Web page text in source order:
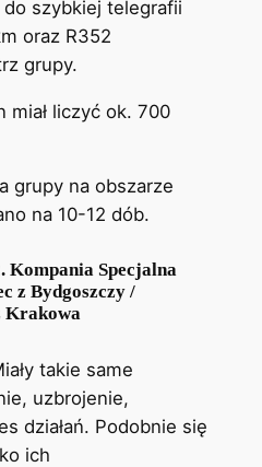
szybkiej telegrafii
oraz R352
grupy.
miał liczyć ok. 700
grupy na obszarze
na 10-12 dób.
Kompania Specjalna
z Bydgoszczy /
Krakowa
takie same
uzbrojenie,
działań. Podobnie się
ich